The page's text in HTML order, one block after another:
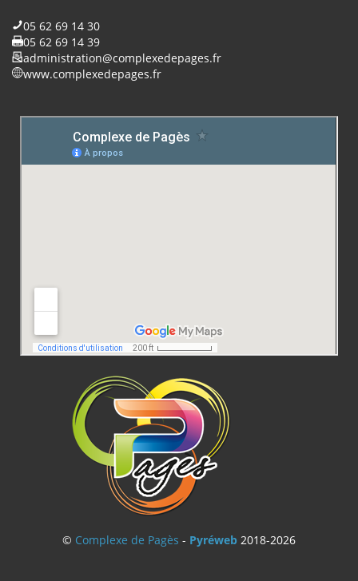
05 62 69 14 30
05 62 69 14 39
administration@complexedepages.fr
www.complexedepages.fr
© Complexe de Pagès - Pyréweb2018-2026